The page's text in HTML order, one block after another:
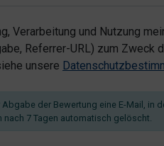
Verarbeitung und Nutzung
Referrer-URL) zum Zweck
unsere
Abgabe der Bewertung eine E-Mail, in
nach 7 Tagen automatisch gelöscht.